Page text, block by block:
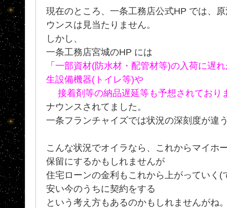
現在のところ、一条工務店公式HP では、
ウンスは見当たりません。
しかし、
一条工務店宮城のHP には
「 一部資材(防水材・配管材等)の入荷に遅
生設備機器(トイレ等)や
接着剤等の納品遅延等も予想されており
ナウンスされてました。
一条フランチャイズでは状況の深刻度が違
こんな状況でオイラなら、これからマイホ
保留にするかもしれませんが
住宅ローンの金利もこれから上がっていく
安い今のうちに契約をする
という考え方もあるのかもしれませんがね